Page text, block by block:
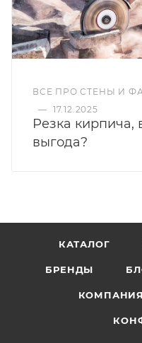
ВСЕ ПРО СТЕНЫ И
— 17.12.2025
Резка кирпича,
выгода?
КАТАЛОГ
БРЕНДЫ
КОМПАНИЯ